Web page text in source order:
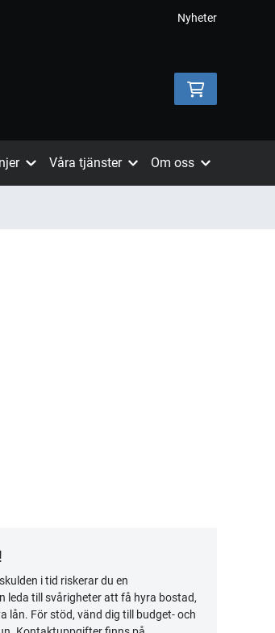
Nyheter
Våra tjänster Om oss
i tid riskerar du en
leda till svårigheter att få hyra bostad,
lån. För stöd, vänd dig till budget- och